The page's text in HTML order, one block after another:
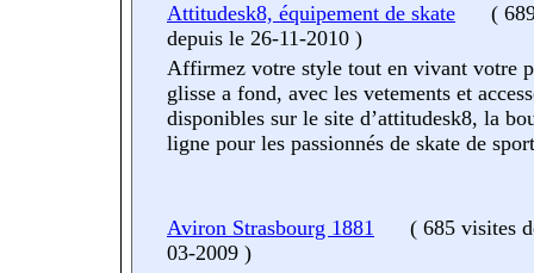
Attitudesk8, équipement de skate (
depuis le 26-11-2010 )
Affirmez votre style tout en vivant votre
glisse a fond, avec les vetements et
disponibles sur le site d’attitudesk8, la
ligne pour les passionnés de skate de
Aviron Strasbourg 1881 ( 685 visites
03-2009 )